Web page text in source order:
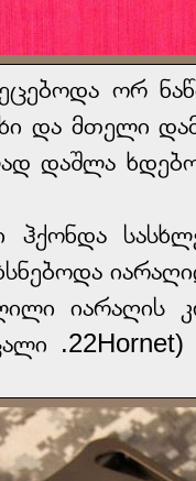
ორ
და მთელი
დაშლა
იარაღის